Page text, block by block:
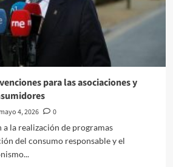
para las asociaciones y
mayo 4, 2026
0
a la realización de programas
del consumo responsable y el